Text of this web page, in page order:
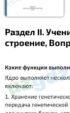
Раздел II.
строение,